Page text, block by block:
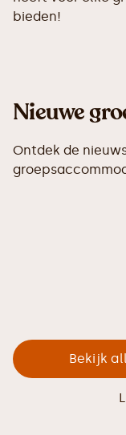
bieden!
Nieuwe
Ontdek de
Bekijk